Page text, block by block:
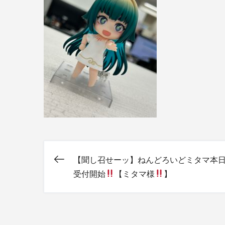
投
【聞し召せーッ】ねんどろいどミタマ本
受付開始
【ミタマ様 】